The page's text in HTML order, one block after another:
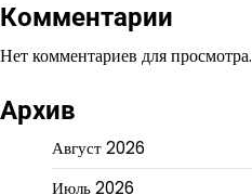
Комментарии
Нет комментариев для просмотра.
Архив
Август 2026
Июль 2026